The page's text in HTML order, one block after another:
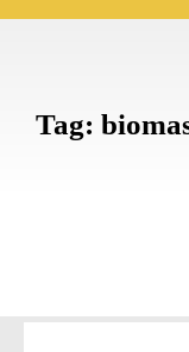
Tag: